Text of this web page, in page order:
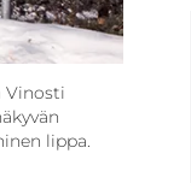
Vinosti
lippa.